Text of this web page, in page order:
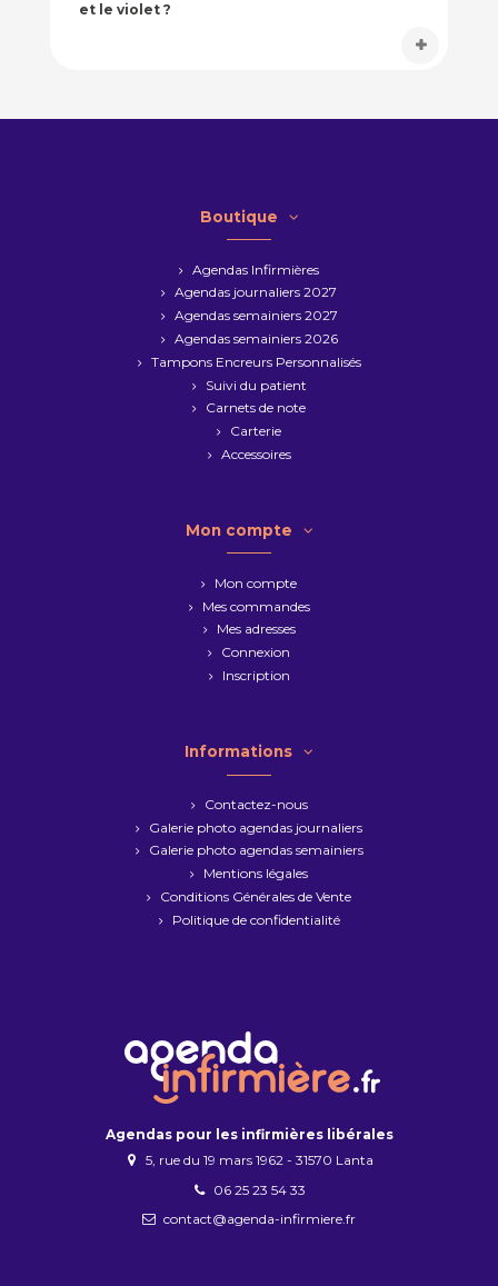
et le violet ?
Boutique
Agendas Infirmières
Agendas journaliers 2027
Agendas semainiers 2027
Agendas semainiers 2026
Tampons Encreurs Personnalisés
Suivi du patient
Carnets de note
Carterie
Accessoires
Mon compte
Mon compte
Mes commandes
Mes adresses
Connexion
Inscription
Informations
Contactez-nous
Galerie photo agendas journaliers
Galerie photo agendas semainiers
Mentions légales
Conditions Générales de Vente
Politique de confidentialité
Agendas pour les infirmières libérales
5, rue du 19 mars 1962 - 31570 Lanta
06 25 23 54 33
contact@agenda-infirmiere.fr